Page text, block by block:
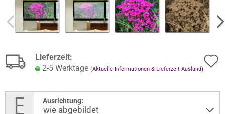
Lieferzeit:
2-5 Werktage (Aktuelle Informationen & Lieferzeit Ausland)
Ausrichtung: